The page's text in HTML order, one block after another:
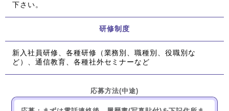
下さい。
研修制度
新入社員研修、各種研修（業務別、職種別、役職別な
ど）、通信教育、各種社外セミナーなど
応募方法(中途)